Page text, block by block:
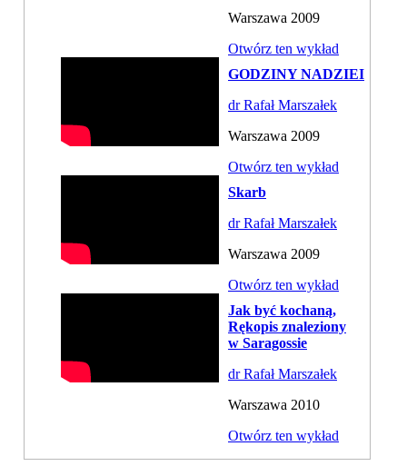
Warszawa 2009
Otwórz ten wykład
GODZINY NADZIEI
dr Rafał Marszałek
Warszawa 2009
Otwórz ten wykład
Skarb
dr Rafał Marszałek
Warszawa 2009
Otwórz ten wykład
Jak być kochaną,
Rękopis znaleziony
w Saragossie
dr Rafał Marszałek
Warszawa 2010
Otwórz ten wykład